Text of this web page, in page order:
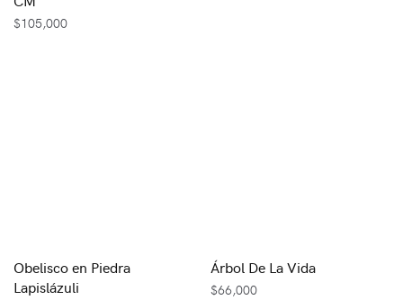
$105,000
Obelisco en Piedra
Lapislázuli
Árbol De La Vida
$66,000